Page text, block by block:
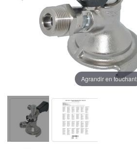
Agrandir en touchant